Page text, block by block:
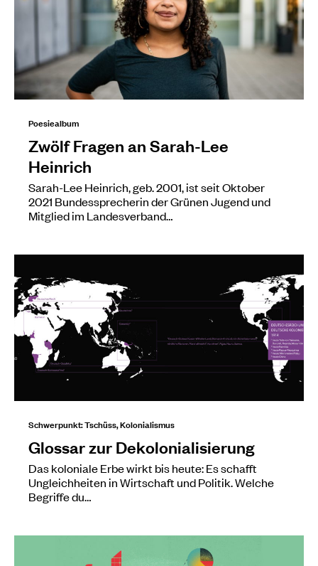
Poesiealbum
Zwölf Fragen an Sarah-Lee
Heinrich
Sarah-Lee Heinrich, geb. 2001, ist seit Oktober
2021 Bundessprecherin der Grünen Jugend und
Mitglied im Landesverband…
Schwerpunkt: Tschüss, Kolonialismus
Glossar zur Dekolonialisierung
Das koloniale Erbe wirkt bis heute: Es schafft
Ungleichheiten in Wirtschaft und Politik. Welche
Begriffe du…